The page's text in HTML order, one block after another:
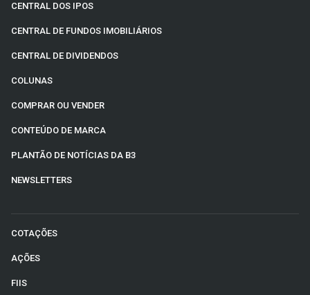
CENTRAL DOS IPOS
CENTRAL DE FUNDOS IMOBILIÁRIOS
CENTRAL DE DIVIDENDOS
COLUNAS
COMPRAR OU VENDER
CONTEÚDO DE MARCA
PLANTÃO DE NOTÍCIAS DA B3
NEWSLETTERS
COTAÇÕES
AÇÕES
FIIS